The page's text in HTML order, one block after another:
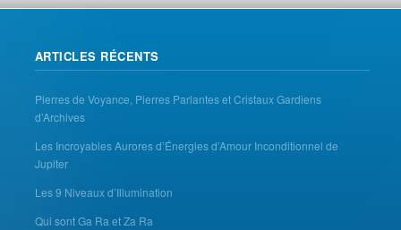
ARTICLES RÉCENTS
Pierres de Voyance, Pierres Parlantes et Cristaux Gardiens
d’Archives
Les Incroyables Aurores d’Énergies d’Amour Inconditionnel de
Jupiter
Les 9 Niveaux d’Illumination
Qui sont Ga Ra et Za Ra